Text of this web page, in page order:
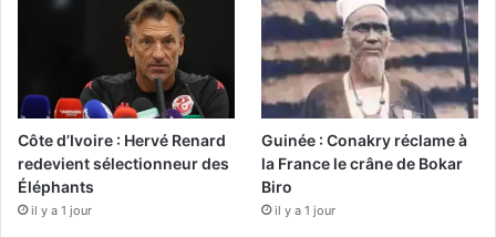
Côte d’Ivoire : Hervé Renard
redevient sélectionneur des
Éléphants
il y a 1 jour
Guinée : Conakry réclame à
la France le crâne de Bokar
Biro
il y a 1 jour